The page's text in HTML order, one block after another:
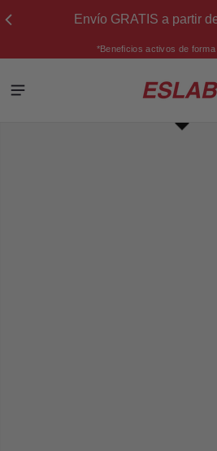
Envío GRATIS a partir
*Beneficios activos de